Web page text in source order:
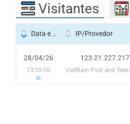
Visitantes
Data e hora IP/Provedor
28/04/26
13:55:00
0s
123.21.227.217